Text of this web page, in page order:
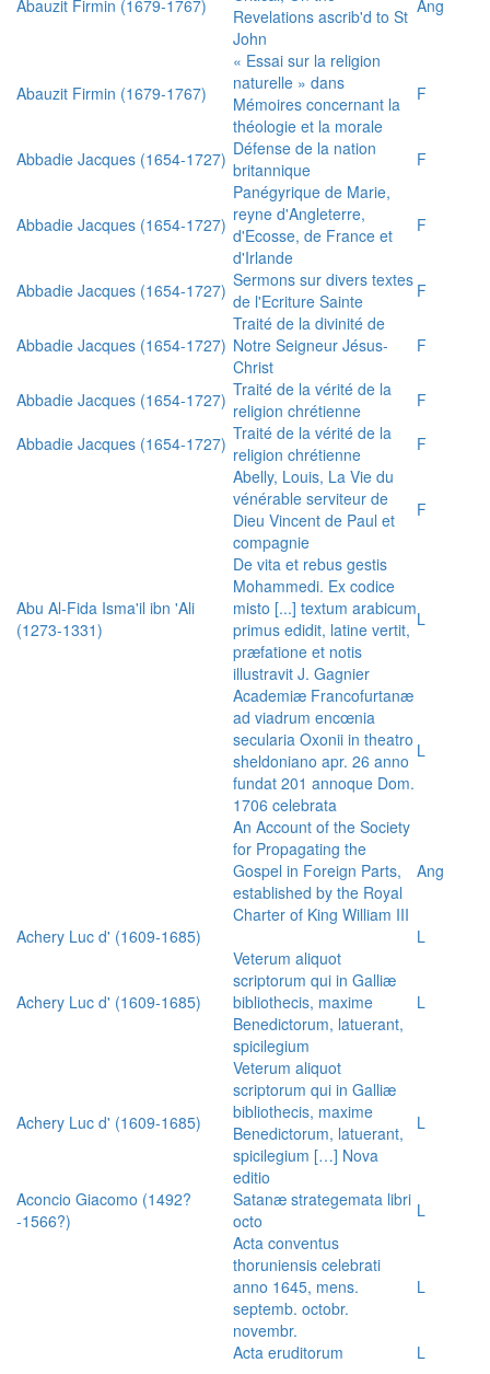
Abauzit Firmin (1679-1767)
Revelations ascrib'd to St
John
Ang
Abauzit Firmin (1679-1767)
« Essai sur la religion
naturelle » dans
Mémoires concernant la
théologie et la morale
F
Abbadie Jacques (1654-1727) Défense de la nation
britannique
F
Abbadie Jacques (1654-1727)
Panégyrique de Marie,
reyne d'Angleterre,
d'Ecosse, de France et
d'Irlande
F
Abbadie Jacques (1654-1727) Sermons sur divers textes
de l'Ecriture Sainte
F
Abbadie Jacques (1654-1727)
Traité de la divinité de
Notre Seigneur Jésus-
Christ
F
Abbadie Jacques (1654-1727) Traité de la vérité de la
religion chrétienne
F
Abbadie Jacques (1654-1727) Traité de la vérité de la
religion chrétienne
F
Abelly, Louis, La Vie du
vénérable serviteur de
Dieu Vincent de Paul et
compagnie
F
Abu Al-Fida Isma'il ibn 'Ali
(1273-1331)
De vita et rebus gestis
Mohammedi. Ex codice
misto [...] textum arabicum
primus edidit, latine vertit,
præfatione et notis
illustravit J. Gagnier
L
Academiæ Francofurtanæ
ad viadrum encœnia
secularia Oxonii in theatro
sheldoniano apr. 26 anno
fundat 201 annoque Dom.
1706 celebrata
L
An Account of the Society
for Propagating the
Gospel in Foreign Parts,
established by the Royal
Charter of King William III
Ang
Achery Luc d' (1609-1685) L
Achery Luc d' (1609-1685)
Veterum aliquot
scriptorum qui in Galliæ
bibliothecis, maxime
Benedictorum, latuerant,
spicilegium
L
Achery Luc d' (1609-1685)
Veterum aliquot
scriptorum qui in Galliæ
bibliothecis, maxime
Benedictorum, latuerant,
spicilegium […] Nova
editio
L
Aconcio Giacomo (1492?
-1566?)
Satanæ strategemata libri
octo
L
Acta conventus
thoruniensis celebrati
anno 1645, mens.
septemb. octobr.
novembr.
L
Acta eruditorum
L